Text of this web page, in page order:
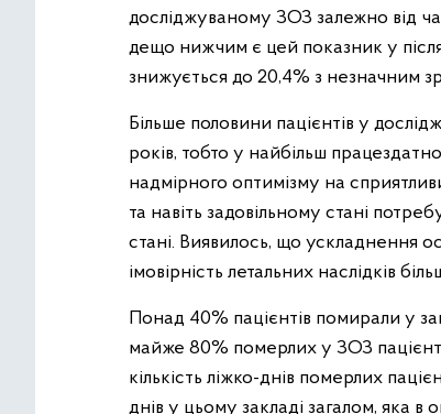
досліджуваному ЗОЗ залежно від
дещо нижчим є цей показник у
знижується до 20,4% з незначним
Більше половини пацієнтів у
років, тобто у найбільш
надмірного оптимізму на
та навіть задовільному стані
стані. Виявилось, що ускладнення
імовірність летальних наслідків
Понад 40% пацієнтів помирали у
майже 80% померлих у ЗОЗ
кількість ліжко-днів померлих
днів у цьому закладі загалом, яка в